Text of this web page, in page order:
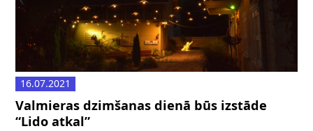
16.07.2021
Valmieras dzimšanas dienā būs izstāde
“Lido atkal”